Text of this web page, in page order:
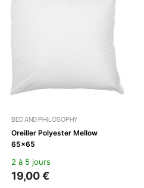
BED AND PHILOSOPHY
Oreiller Polyester Mellow
65x65
2 à 5 jours
19,00 €